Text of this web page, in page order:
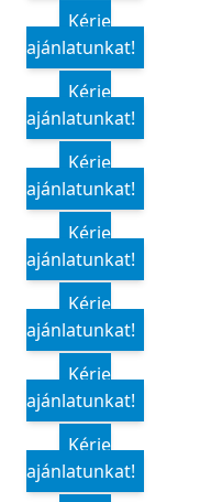
Kérje
ajánlatunkat!
Kérje
ajánlatunkat!
Kérje
ajánlatunkat!
Kérje
ajánlatunkat!
Kérje
ajánlatunkat!
Kérje
ajánlatunkat!
Kérje
ajánlatunkat!